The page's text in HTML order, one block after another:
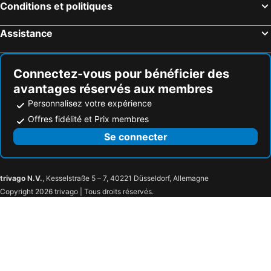
Conditions et politiques
Assistance
Connectez-vous pour bénéficier des
avantages réservés aux membres
Personnalisez votre expérience
Offres fidélité et Prix membres
Se connecter
trivago N.V., Kesselstraße 5 – 7, 40221 Düsseldorf, Allemagne
Copyright 2026 trivago | Tous droits réservés.